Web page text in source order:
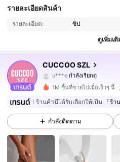
รายละเอียดสินค้า
รายละเอียด: ซิป
ดูเพิ่มเติ
CUCCOO SZL
4.91
u***eกำลังเรียกดู
900K ผู้ติดตาม
1M ชิ้นที่ขายไปเมื่อเร็วๆ นี้
ร้านค้านี้ได้รับเลือกให้เป็น 「ร้า
กำลังติดตาม